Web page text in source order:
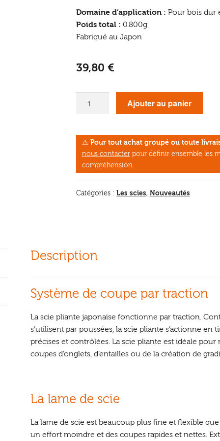
Domaine d’application : Pour bois dur
Poids total : 0.800g
Fabriqué au Japon
39,80 €
japonaise
Famex
5525
Kataba
Ajouter au panier
⚠ Pour tout achat groupé ou toute
nous contacterpour définir ensemble les
compréhension.
Catégories : Les scies, Nouveautés
Description
Système de coupe par traction
La scie pliante japonaise fonctionne par traction.
s’utilisent par poussées, la scie pliante s’actionne
précises et contrôlées. La scie pliante est idéale
coupes d’onglets, d’entailles ou de la création de
La lame de scie
La lame de scie est beaucoup plus fine et flexible
un effort moindre et des coupes rapides et nettes.